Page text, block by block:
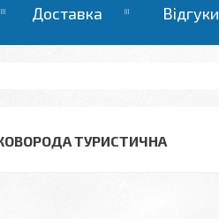
Доставка Відгуки
ТУРИСТИЧНА